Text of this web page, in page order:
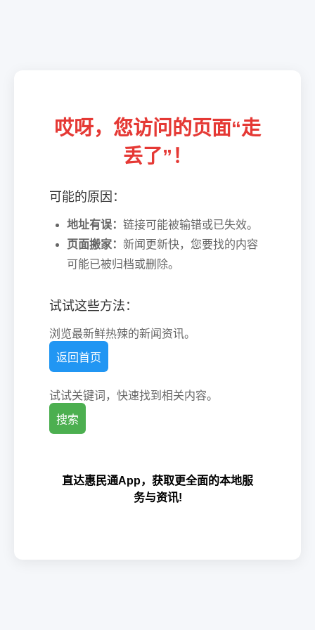
哎呀，您访问的页面“走
丢了”！
可能的原因：
地址有误： 链接可能被输错或已失效。
页面搬家： 新闻更新快，您要找的内容
可能已被归档或删除。
试试这些方法：
浏览最新鲜热辣的新闻资讯。
返回首页
试试关键词，快速找到相关内容。
搜索
直达惠民通App，获取更全面的本地服
务与资讯!